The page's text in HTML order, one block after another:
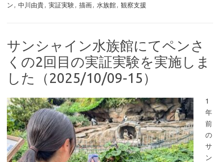
ン , 中川由貴, 実証実験, 描画, 水族館, 観察支援
サンシャイン水族館にてペンさ
くの2回目の実証実験を実施しま
した（2025/10/09-15）
1
年
前
の
サ
ン